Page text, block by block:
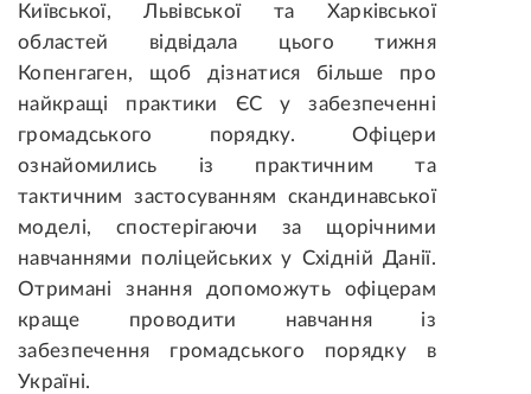
Київської, Львівської та Харківської
областей відвідала цього тижня
Копенгаген, щоб дізнатися більше про
найкращі практики ЄС у забезпеченні
громадського порядку. Офіцери
ознайомились із практичним та
тактичним застосуванням скандинавської
моделі, спостерігаючи за щорічними
навчаннями поліцейських у Східній Данії.
Отримані знання допоможуть офіцерам
краще проводити навчання із
забезпечення громадського порядку в
Україні.